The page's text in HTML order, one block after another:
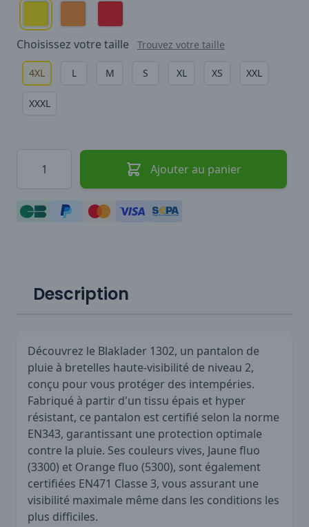
Choisissez votre taille Trouvez votre taille
4XL L M S XL XS XXL
XXXL
Ajouter au panier
Description
Découvrez le Blaklader 1302, un pantalon de
pluie à bretelles haute-visibilité de niveau 2,
conçu pour vous protéger des intempéries.
Fabriqué à partir d'un tissu épais et hyper
résistant, ce pantalon est certifié selon la norme
EN343, garantissant une protection optimale
contre la pluie. Ses couleurs vives, Jaune fluo
(3300) et Orange fluo (5300), sont également
certifiées EN471 Classe 3, vous assurant une
visibilité maximale même dans les conditions les
plus difficiles.